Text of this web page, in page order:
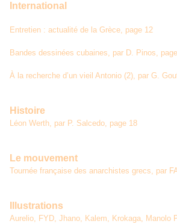
International
Entretien : actualité de la Grèce, page 12
Bandes dessinées cubaines, par D. Pinos,
À la recherche d’un vieil Antonio (2), par G.
Histoire
Léon Werth, par P. Salcedo, page 18
Le mouvement
Tournée française des anarchistes grecs, par
Illustrations
Aurelio, FYD, Jhano, Kalem, Krokaga, Manolo